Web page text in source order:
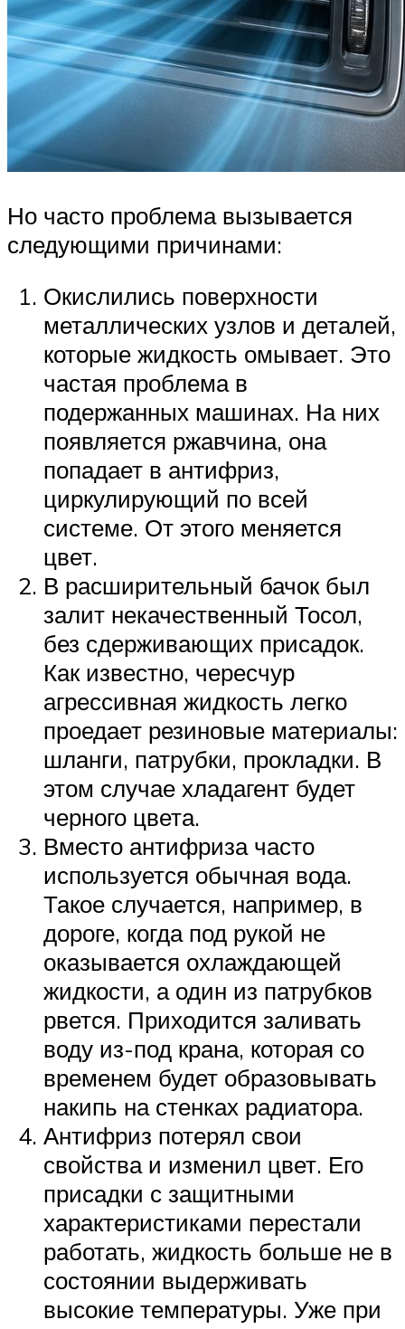
Но часто проблема вызывается
следующими причинами:
Окислились поверхности
металлических узлов и деталей,
которые жидкость омывает. Это
частая проблема в
подержанных машинах. На них
появляется ржавчина, она
попадает в антифриз,
циркулирующий по всей
системе. От этого меняется
цвет.
В расширительный бачок был
залит некачественный Тосол,
без сдерживающих присадок.
Как известно, чересчур
агрессивная жидкость легко
проедает резиновые материалы:
шланги, патрубки, прокладки. В
этом случае хладагент будет
черного цвета.
Вместо антифриза часто
используется обычная вода.
Такое случается, например, в
дороге, когда под рукой не
оказывается охлаждающей
жидкости, а один из патрубков
рвется. Приходится заливать
воду из-под крана, которая со
временем будет образовывать
накипь на стенках радиатора.
Антифриз потерял свои
свойства и изменил цвет. Его
присадки с защитными
характеристиками перестали
работать, жидкость больше не в
состоянии выдерживать
высокие температуры. Уже при